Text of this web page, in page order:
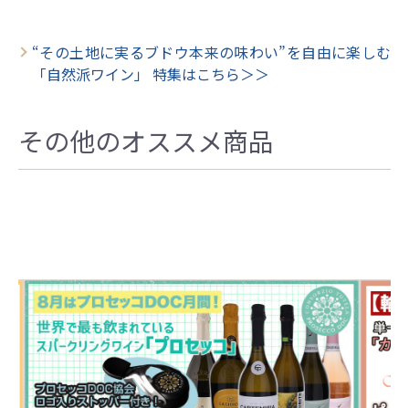
“その土地に実るブドウ本来の味わい”を自由に楽しむ
「自然派ワイン」 特集はこちら＞＞
その他のオススメ商品